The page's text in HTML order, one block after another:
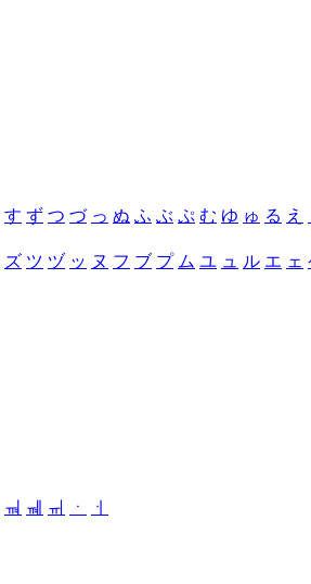
す ず つ づ っ ぬ ふ ぶ ぷ む ゆ ゅ る え
ズ ツ ヅ ッ ヌ フ ブ プ ム ユ ュ ル エ ェ
ㆊ ㆋ ㆌ ㆍ
ㆎ